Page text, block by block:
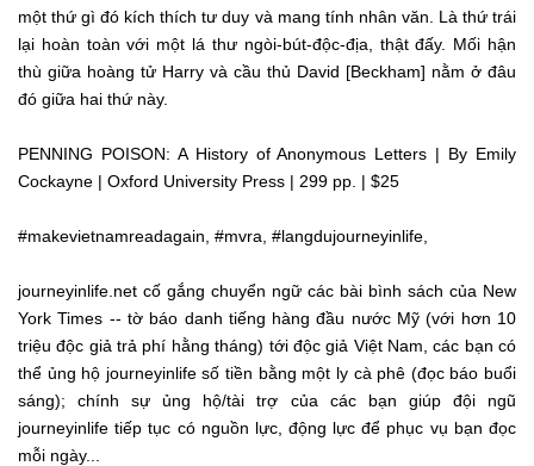
một thứ gì đó kích thích tư duy và mang tính nhân văn. Là thứ trái
lại hoàn toàn với một lá thư ngòi-bút-độc-địa, thật đấy. Mối hận
thù giữa hoàng tử Harry và cầu thủ David [Beckham] nằm ở đâu
đó giữa hai thứ này.
PENNING POISON: A History of Anonymous Letters | By Emily
Cockayne | Oxford University Press | 299 pp. | $25
#makevietnamreadagain, #mvra, #langdujourneyinlife,
journeyinlife.net cố gắng chuyển ngữ các bài bình sách của New
York Times -- tờ báo danh tiếng hàng đầu nước Mỹ (với hơn 10
triệu độc giả trả phí hằng tháng) tới độc giả Việt Nam, các bạn có
thể ủng hộ journeyinlife số tiền bằng một ly cà phê (đọc báo buổi
sáng); chính sự ủng hộ/tài trợ của các bạn giúp đội ngũ
journeyinlife tiếp tục có nguồn lực, động lực để phục vụ bạn đọc
mỗi ngày...